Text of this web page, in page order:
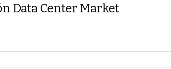
Data Center Market